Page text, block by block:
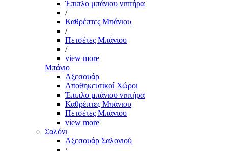
Έπιπλο μπάνιου νιπτήρα
/
Καθρέπτες Μπάνιου
/
Πετσέτες Μπάνιου
/
view more
Μπάνιο
Αξεσουάρ
Αποθηκευτικοί Χώροι
Έπιπλο μπάνιου νιπτήρα
Καθρέπτες Μπάνιου
Πετσέτες Μπάνιου
view more
Σαλόνι
Αξεσουάρ Σαλονιού